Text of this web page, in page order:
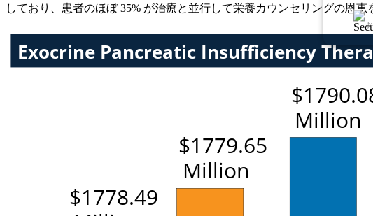
しており、患者のほぼ 35% が治療と並行して栄養カウンセリングの恩